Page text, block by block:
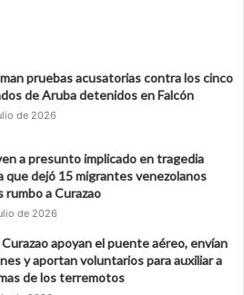
pruebas acusatorias contra los cinco
de Aruba detenidos en Falcón
de 2026
a presunto implicado en tragedia
que dejó 15 migrantes venezolanos
rumbo a Curazao
de 2026
apoyan el puente aéreo, envían
y aportan voluntarios para auxiliar a
de los terremotos